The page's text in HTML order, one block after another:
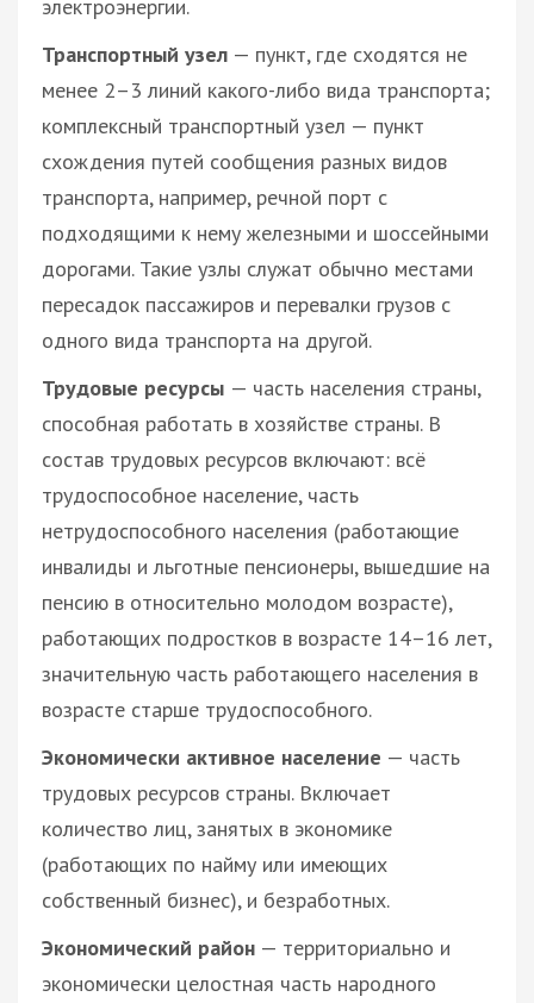
электроэнергии.
Транспортный узел — пункт, где сходятся не
менее 2–3 линий какого-либо вида транспорта;
комплексный транспортный узел — пункт
схождения путей сообщения разных видов
транспорта, например, речной порт с
подходящими к нему железными и шоссейными
дорогами. Такие узлы служат обычно местами
пересадок пассажиров и перевалки грузов с
одного вида транспорта на другой.
Трудовые ресурсы — часть населения страны,
способная работать в хозяйстве страны. В
состав трудовых ресурсов включают: всё
трудоспособное население, часть
нетрудоспособного населения (работающие
инвалиды и льготные пенсионеры, вышедшие на
пенсию в относительно молодом возрасте),
работающих подростков в возрасте 14–16 лет,
значительную часть работающего населения в
возрасте старше трудоспособного.
Экономически активное население — часть
трудовых ресурсов страны. Включает
количество лиц, занятых в экономике
(работающих по найму или имеющих
собственный бизнес), и безработных.
Экономический район — территориально и
экономически целостная часть народного